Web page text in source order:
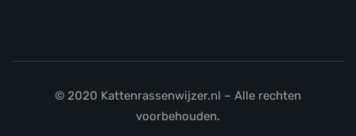
© 2020 Kattenrassenwijzer.nl – Alle rechten
voorbehouden.